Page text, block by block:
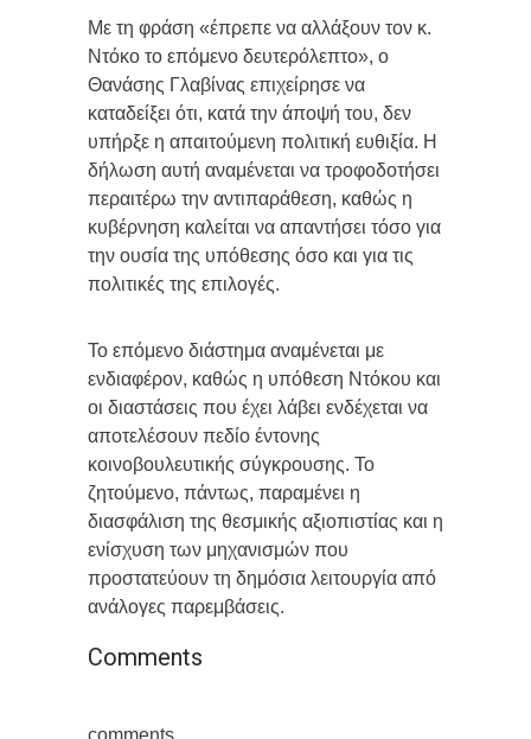
Με τη φράση «έπρεπε να αλλάξουν τον κ.
Ντόκο το επόμενο δευτερόλεπτο», ο
Θανάσης Γλαβίνας επιχείρησε να
καταδείξει ότι, κατά την άποψή του, δεν
υπήρξε η απαιτούμενη πολιτική ευθιξία. Η
δήλωση αυτή αναμένεται να τροφοδοτήσει
περαιτέρω την αντιπαράθεση, καθώς η
κυβέρνηση καλείται να απαντήσει τόσο για
την ουσία της υπόθεσης όσο και για τις
πολιτικές της επιλογές.
Το επόμενο διάστημα αναμένεται με
ενδιαφέρον, καθώς η υπόθεση Ντόκου και
οι διαστάσεις που έχει λάβει ενδέχεται να
αποτελέσουν πεδίο έντονης
κοινοβουλευτικής σύγκρουσης. Το
ζητούμενο, πάντως, παραμένει η
διασφάλιση της θεσμικής αξιοπιστίας και η
ενίσχυση των μηχανισμών που
προστατεύουν τη δημόσια λειτουργία από
ανάλογες παρεμβάσεις.
Comments
comments